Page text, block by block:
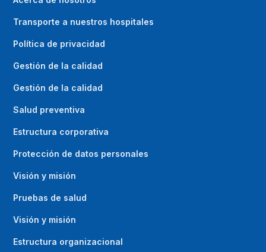
Transporte a nuestros hospitales
Política de privacidad
Gestión de la calidad
Gestión de la calidad
Salud preventiva
Estructura corporativa
Protección de datos personales
Visión y misión
Pruebas de salud
Visión y misión
Estructura organizacional